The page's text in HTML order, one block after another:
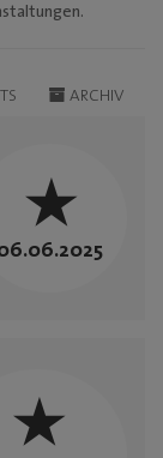
Sondernutzungen
Tourismus
ARCHIV